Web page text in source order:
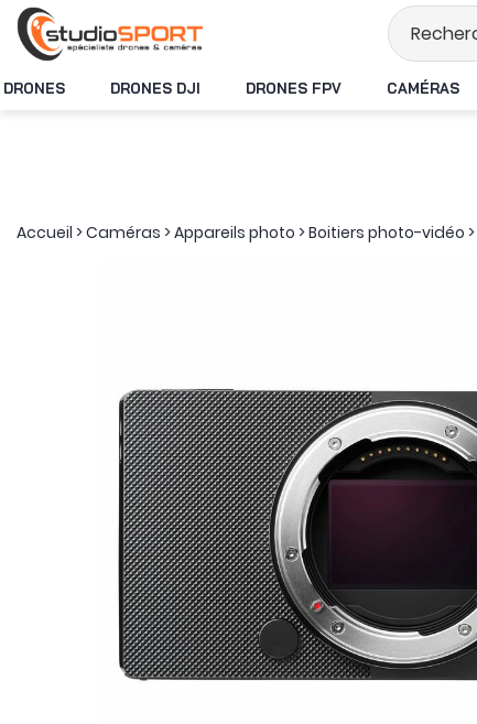
Stock en temps réel
DRONES DRONES DJI DRONES FPV CAMÉRAS
Accueil >Caméras >Appareils photo >Boitiers photo-vidéo >